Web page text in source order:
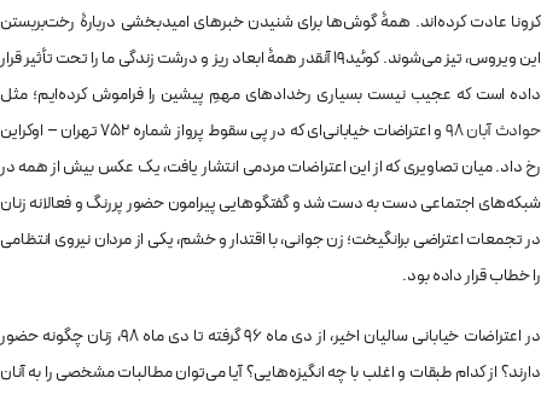
کرونا عادت کرده‌اند. همۀ گوش‌ها برای شنیدن خبرهای امیدبخشی دربارۀ رخت‌بربستن
این ویروس، تیز می‌شوند. کوئید19 آنقدر همۀ ابعاد ریز و درشت زندگی ما را تحت تأثیر قرار
داده است که عجیب نیست بسیاری رخدادهای مهمِ پیشین را فراموش کرده‌ایم؛ مثل
حوادث آبان 98
و اعتراضات خیابانی‌ای که در پی سقوط پرواز شماره ۷۵۲ تهران – اوکراین
رخ داد. میان تصاویری که از این اعتراضات مردمی انتشار یافت، یک عکس بیش از همه در
شبکه‌های اجتماعی دست به دست شد و گفتگوهایی پیرامون حضور پررنگ و فعالانه زنان
در تجمعات اعتراضی برانگیخت؛ زن جوانی، با اقتدار و خشم، یکی از مردان نیروی انتظامی
را خطاب قرار داده بود.
در اعتراضات خیابانی سالیان اخیر، از دی ماه ۹۶ گرفته تا دی ماه ۹۸، زنان چگونه حضور
دارند؟ از کدام طبقات و اغلب با چه انگیزه‌هایی؟ آیا می‌توان مطالبات مشخصی را به آنان